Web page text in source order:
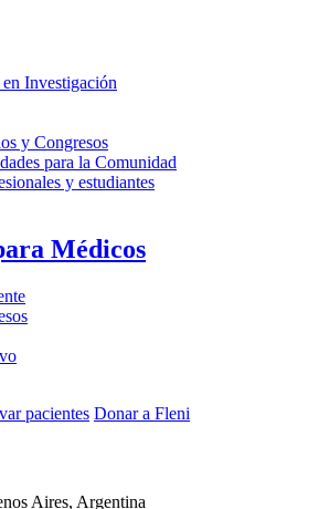
Investigación
y Congresos
para la Comunidad
y estudiantes
Médicos
pacientes Donar a Fleni
Aires, Argentina